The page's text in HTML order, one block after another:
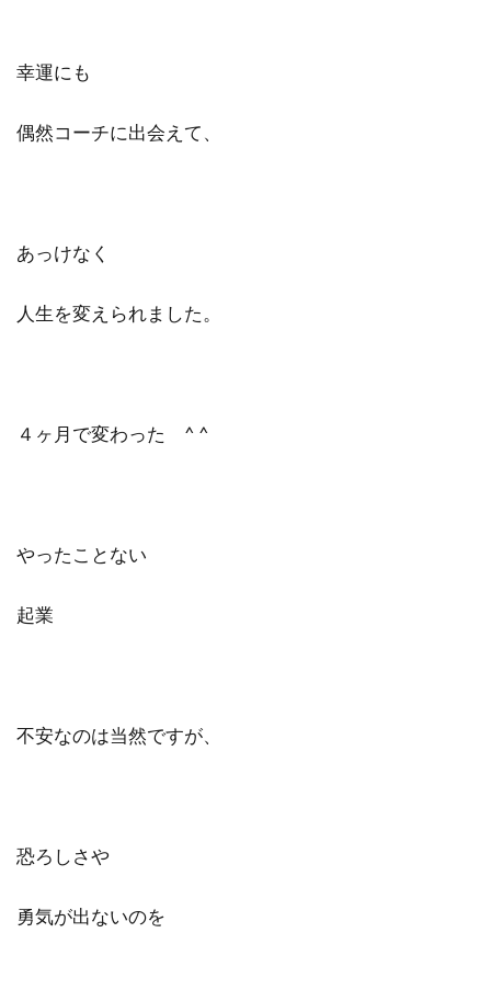
幸運にも
偶然コーチに出会えて、
あっけなく
人生を変えられました。
４ヶ月で変わった ^ ^
やったことない
起業
不安なのは当然ですが、
恐ろしさや
勇気が出ないのを